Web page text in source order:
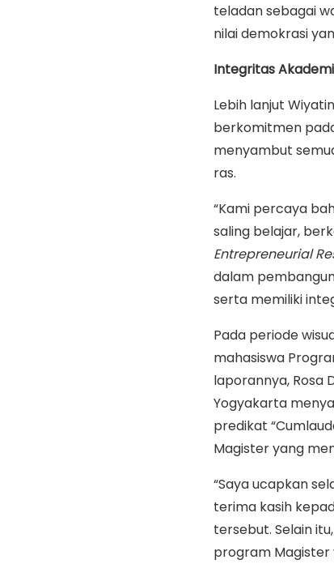
teladan sebagai
nilai demokrasi
Integritas
Lebih lanjut
berkomitmen
menyambut
ras.
“Kami percaya
saling belajar,
Entrepreneurial
dalam
serta memiliki
Pada periode
mahasiswa
laporannya, Rosa
Yogyakarta
predikat
Magister yang
“Saya ucapkan
terima kasih
tersebut. Selain
program Magister